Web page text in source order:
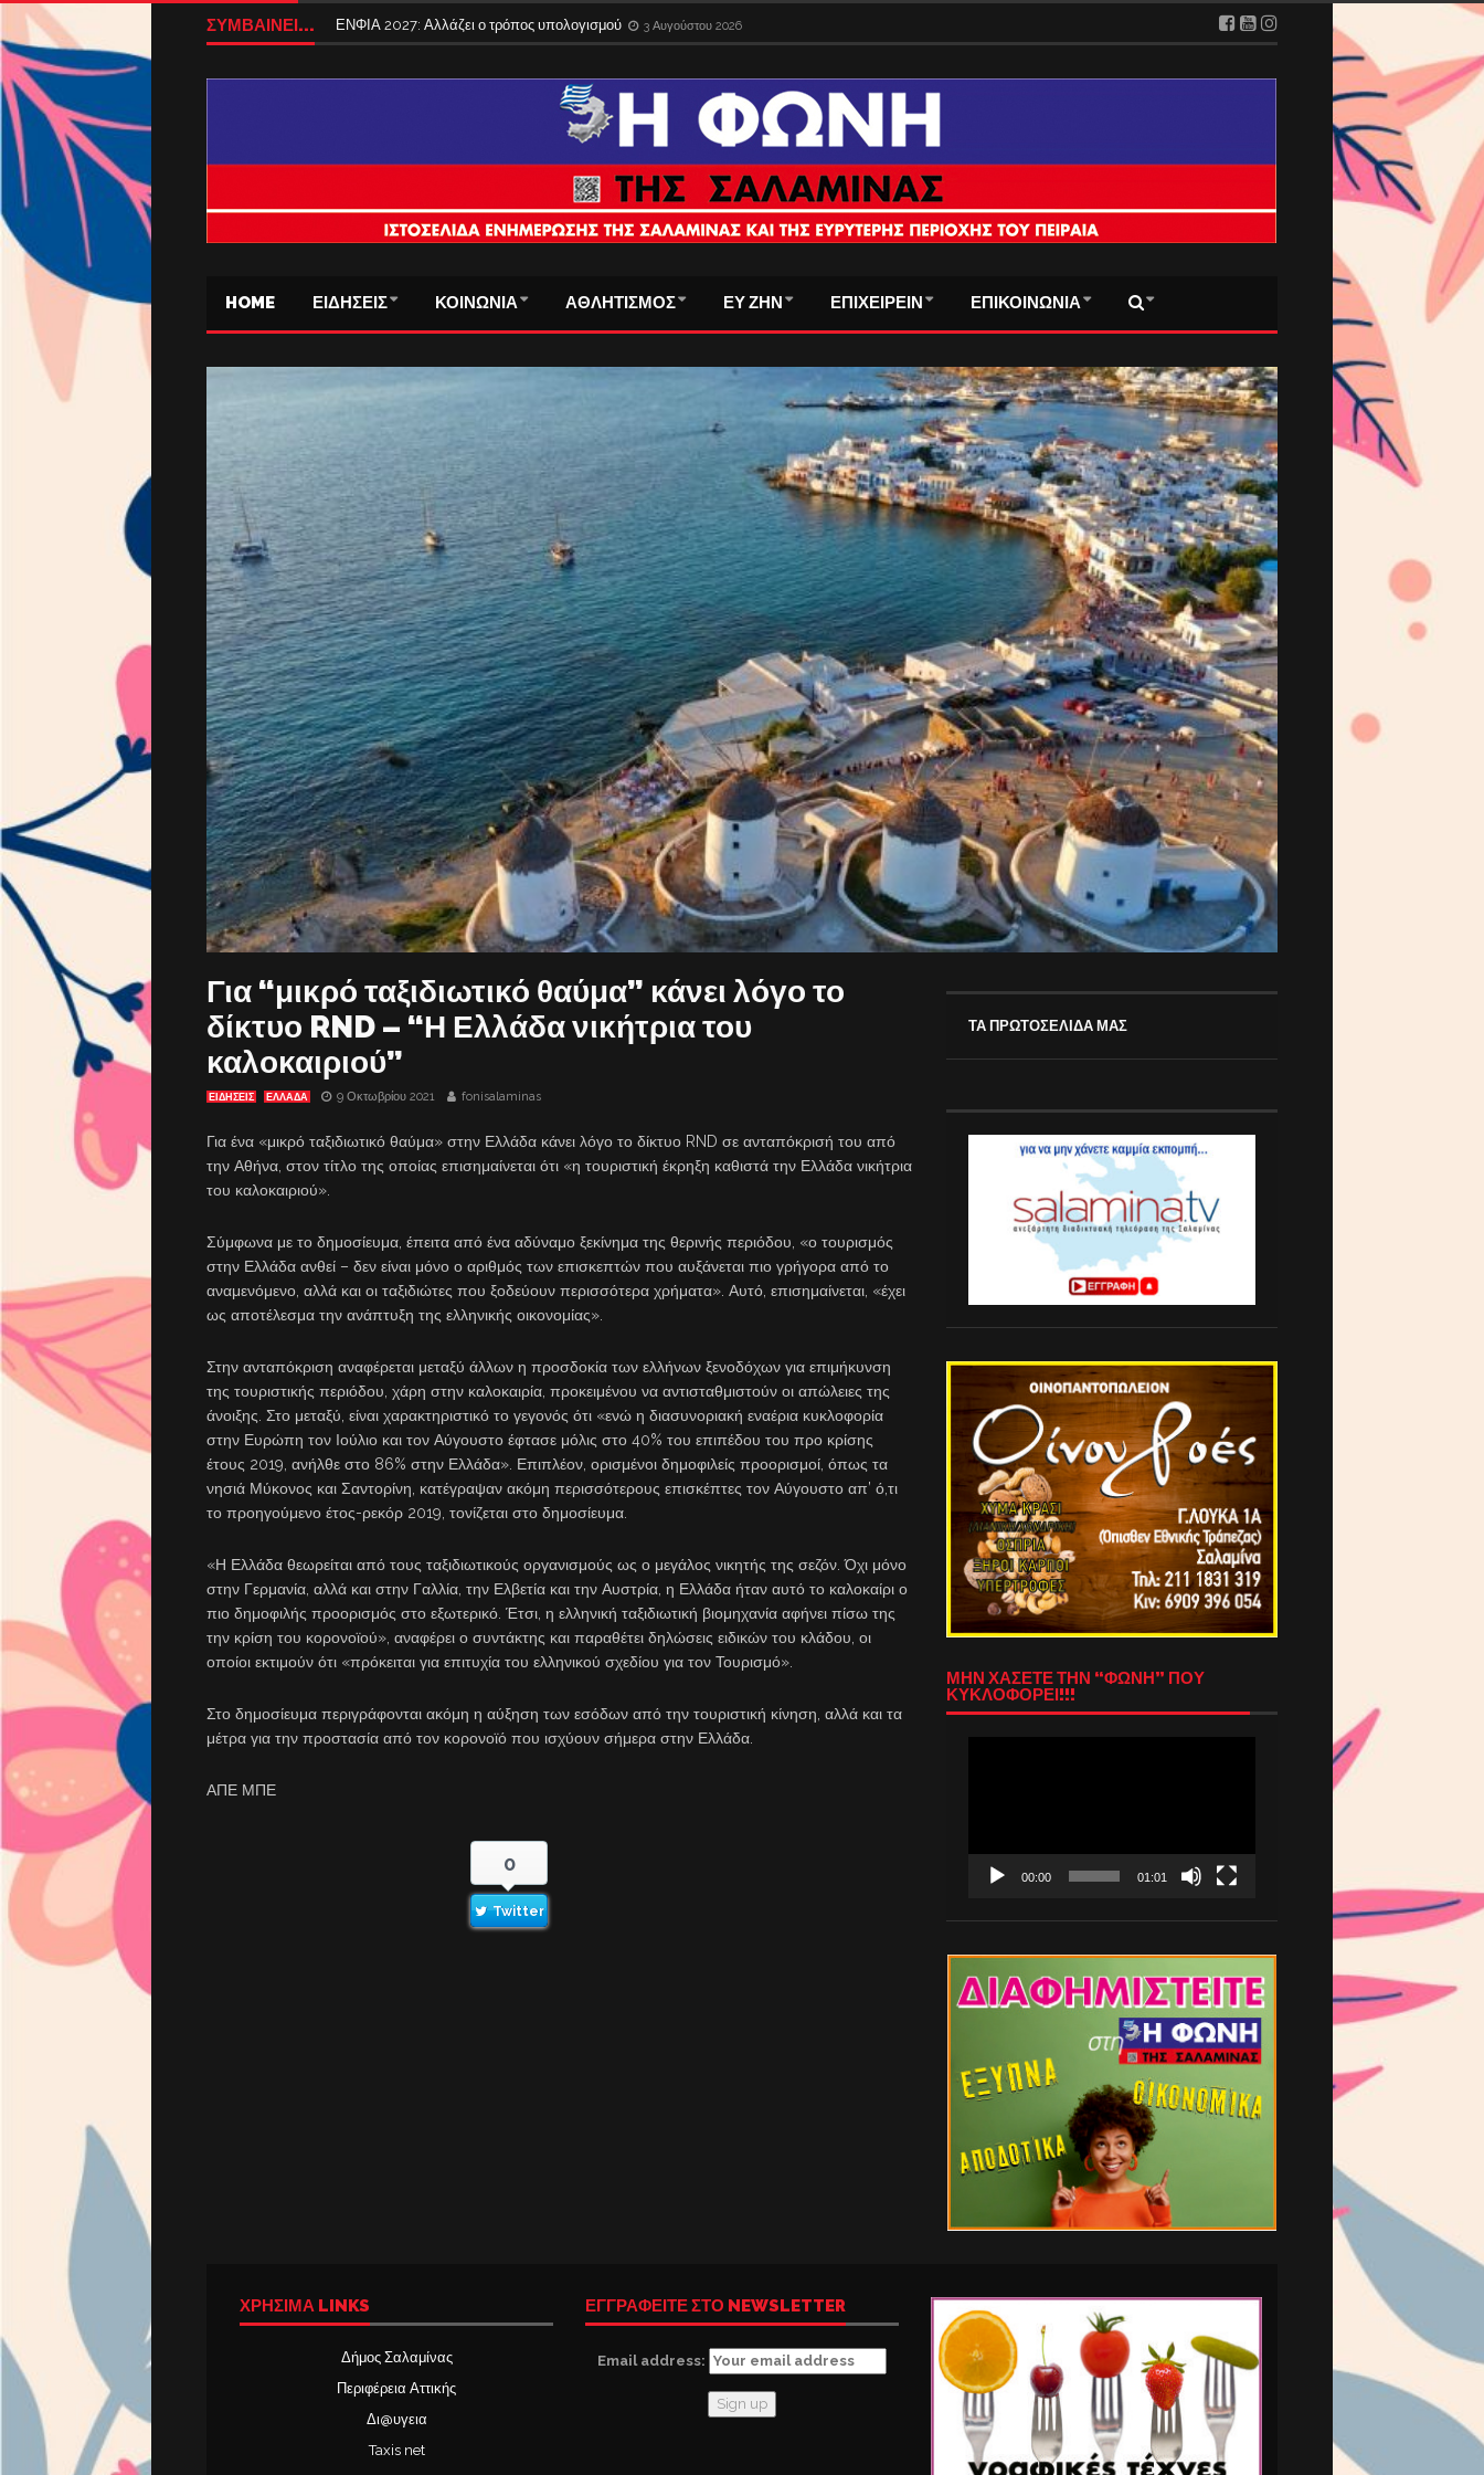
ΣΥΜΒΑΙΝΕΙ... ΕΝΦΙΑ 2027: Αλλάζει ο τρόπος υπολογισμού 3 Αυγούστου 2026
HOME ΕΙΔΗΣΕΙΣ ΚΟΙΝΩΝΙΑ ΑΘΛΗΤΙΣΜΟΣ ΕΥ ΖΗΝ ΕΠΙΧΕΙΡΕΙΝ ΕΠΙΚΟΙΝΩΝΙΑ
Για “μικρό ταξιδιωτικό θαύμα” κάνει λόγο το
δίκτυο RND – “Η Ελλάδα νικήτρια του
καλοκαιριού”
ΕΙΔΗΣΕΙΣ ΕΛΛΑΔΑ 9 Οκτωβρίου 2021 fonisalaminas
Για ένα «μικρό ταξιδιωτικό θαύμα» στην Ελλάδα κάνει λόγο το δίκτυο RND σε ανταπόκρισή του από
την Αθήνα, στον τίτλο της οποίας επισημαίνεται ότι «η τουριστική έκρηξη καθιστά την Ελλάδα νικήτρια
του καλοκαιριού».
Σύμφωνα με το δημοσίευμα, έπειτα από ένα αδύναμο ξεκίνημα της θερινής περιόδου, «ο τουρισμός
στην Ελλάδα ανθεί – δεν είναι μόνο ο αριθμός των επισκεπτών που αυξάνεται πιο γρήγορα από το
αναμενόμενο, αλλά και οι ταξιδιώτες που ξοδεύουν περισσότερα χρήματα». Αυτό, επισημαίνεται, «έχει
ως αποτέλεσμα την ανάπτυξη της ελληνικής οικονομίας».
Στην ανταπόκριση αναφέρεται μεταξύ άλλων η προσδοκία των ελλήνων ξενοδόχων για επιμήκυνση
της τουριστικής περιόδου, χάρη στην καλοκαιρία, προκειμένου να αντισταθμιστούν οι απώλειες της
άνοιξης. Στο μεταξύ, είναι χαρακτηριστικό το γεγονός ότι «ενώ η διασυνοριακή εναέρια κυκλοφορία
στην Ευρώπη τον Ιούλιο και τον Αύγουστο έφτασε μόλις στο 40% του επιπέδου του προ κρίσης
έτους 2019, ανήλθε στο 86% στην Ελλάδα». Επιπλέον, ορισμένοι δημοφιλείς προορισμοί, όπως τα
νησιά Μύκονος και Σαντορίνη, κατέγραψαν ακόμη περισσότερους επισκέπτες τον Αύγουστο απ’ ό,τι
το προηγούμενο έτος-ρεκόρ 2019, τονίζεται στο δημοσίευμα.
«Η Ελλάδα θεωρείται από τους ταξιδιωτικούς οργανισμούς ως ο μεγάλος νικητής της σεζόν. Όχι μόνο
στην Γερμανία, αλλά και στην Γαλλία, την Ελβετία και την Αυστρία, η Ελλάδα ήταν αυτό το καλοκαίρι ο
πιο δημοφιλής προορισμός στο εξωτερικό. Έτσι, η ελληνική ταξιδιωτική βιομηχανία αφήνει πίσω της
την κρίση του κορονοϊού», αναφέρει ο συντάκτης και παραθέτει δηλώσεις ειδικών του κλάδου, οι
οποίοι εκτιμούν ότι «πρόκειται για επιτυχία του ελληνικού σχεδίου για τον Τουρισμό».
Στο δημοσίευμα περιγράφονται ακόμη η αύξηση των εσόδων από την τουριστική κίνηση, αλλά και τα
μέτρα για την προστασία από τον κορονοϊό που ισχύουν σήμερα στην Ελλάδα.
ΑΠΕ ΜΠΕ
0
Twitter
ΤΑ ΠΡΩΤΟΣΕΛΙΔΑ ΜΑΣ
ΜΗΝ ΧΑΣΕΤΕ ΤΗΝ “ΦΩΝΗ” ΠΟΥ
ΚΥΚΛΟΦΟΡΕΙ!!!
00:00 01:01
ΧΡΉΣΙΜΑ LINKS
Δήμος Σαλαμίνας
Περιφέρεια Αττικής
Δι@υγεια
Taxis net
ΕΓΓΡΑΦΕΙΤΕ ΣΤΟ NEWSLETTER
Email address: